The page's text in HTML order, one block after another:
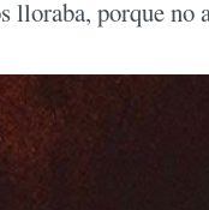
lloraba, porque